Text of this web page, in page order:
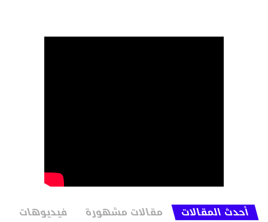
أحدث المقالات مقالات مشهورة فيديوهات